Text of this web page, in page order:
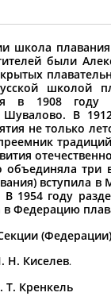
школа
были
крытых
школой
в 1908
В
не только
объединяла три
вступила
В 1954 году
в Федерацию
Н. Киселев.
Т. Кренкель